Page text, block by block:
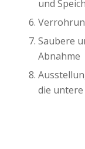
und
Saubere
Abnahme
die untere